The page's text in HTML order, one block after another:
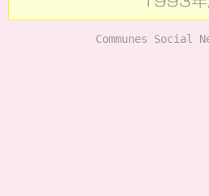
Communes